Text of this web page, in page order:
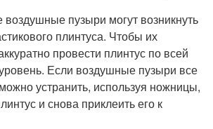
пузыри могут возникнуть
плинтуса. Чтобы их
провести плинтус по всей
Если воздушные пузыри все
устранить, используя ножницы,
и снова приклеить его к